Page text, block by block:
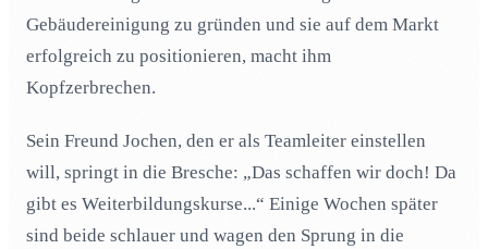
Thomas gründet Reinigungsunternehmen für
Bildungseinrichtungen
05Startangebote für Schul- und Kindergartenreinigung?
ansprechen
07 Als Gebäudereiniger zur „Marke“ werden
Gebäudereinigung zu gründen und sie auf dem Markt
erfolgreich zu positionieren, macht ihm
Kopfzerbrechen.
Sein Freund Jochen, den er als Teamleiter einstellen
will, springt in die Bresche: „Das schaffen wir doch! Da
gibt es Weiterbildungskurse...“ Einige Wochen später
sind beide schlauer und wagen den Sprung in die